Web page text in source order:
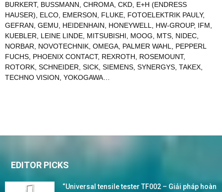
BURKERT, BUSSMANN, CHROMA, CKD, E+H (ENDRESS
HAUSER), ELCO, EMERSON, FLUKE, FOTOELEKTRIK PAULY,
GEFRAN, GEMU, HEIDENHAIN, HONEYWELL, HW-GROUP, IFM,
KUEBLER, LEINE LINDE, MITSUBISHI, MOOG, MTS, NIDEC,
NORBAR, NOVOTECHNIK, OMEGA, PALMER WAHL, PEPPERL
FUCHS, PHOENIX CONTACT, REXROTH, ROSEMOUNT,
ROTORK, SCHNEIDER, SICK, SIEMENS, SYNERGYS, TAKEX,
TECHNO VISION, YOKOGAWA…
EDITOR PICKS
“Universal tensile tester TF002 – Giải pháp hoàn